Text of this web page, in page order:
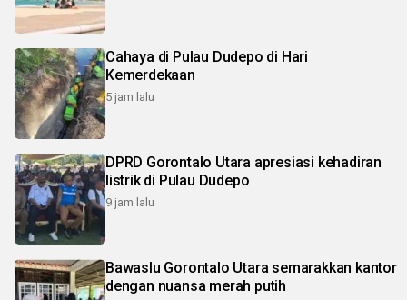
Cahaya di Pulau Dudepo di Hari
Kemerdekaan
5 jam lalu
DPRD Gorontalo Utara apresiasi kehadiran
listrik di Pulau Dudepo
9 jam lalu
Bawaslu Gorontalo Utara semarakkan kantor
dengan nuansa merah putih